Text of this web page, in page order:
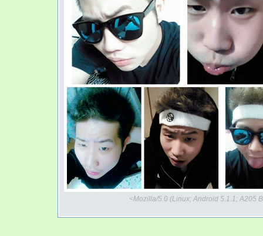
<Mozilla/5.0 (Linux; Android 5.1.1; A205